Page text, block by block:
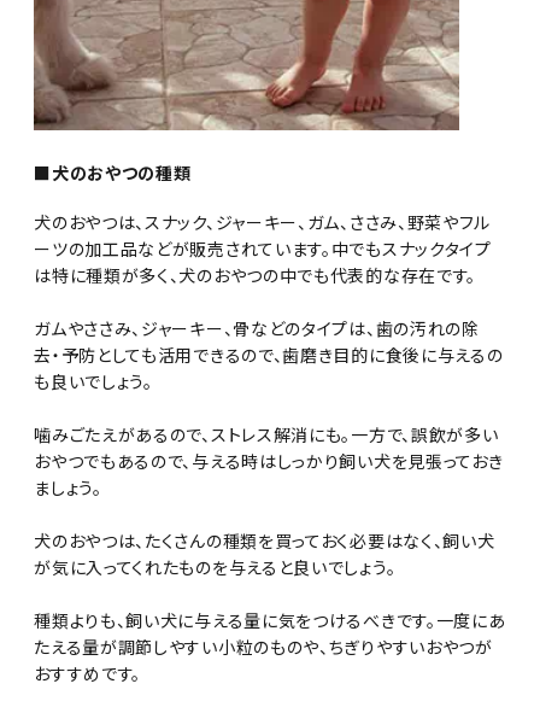
■犬のおやつの種類
犬のおやつは、スナック、ジャーキー、ガム、ささみ、野菜やフル
ーツの加工品などが販売されています。中でもスナックタイプ
は特に種類が多く、犬のおやつの中でも代表的な存在です。
ガムやささみ、ジャーキー、骨などのタイプは、歯の汚れの除
去・予防としても活用できるので、歯磨き目的に食後に与えるの
も良いでしょう。
噛みごたえがあるので、ストレス解消にも。一方で、誤飲が多い
おやつでもあるので、与える時はしっかり飼い犬を見張っておき
ましょう。
犬のおやつは、たくさんの種類を買っておく必要はなく、飼い犬
が気に入ってくれたものを与えると良いでしょう。
種類よりも、飼い犬に与える量に気をつけるべきです。一度にあ
たえる量が調節しやすい小粒のものや、ちぎりやすいおやつが
おすすめです。